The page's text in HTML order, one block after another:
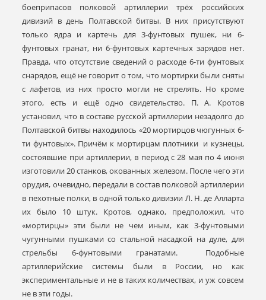
боеприпасов полковой артиллерии трёх российских
дивизий в день Полтавской битвы. В них присутствуют
только ядра и картечь для 3-фунтовых пушек, ни 6-
фунтовых гранат, ни 6-фунтовых картечных зарядов нет.
Правда, что отсутствие сведений о расходе 6-ти фунтовых
снарядов, ещё не говорит о том, что мортирки были сняты
с лафетов, из них просто могли не стрелять. Но кроме
этого, есть и ещё одно свидетельство. П. А. Кротов
установил, что в составе русской артиллерии незадолго до
Полтавской битвы находилось «20 мортирцов чюгунных 6-
ти фунтовых». Причём к мортирцам плотники и кузнецы,
состоявшие при артиллерии, в период с 28 мая по 4 июня
изготовили 20 станков, окованных железом. После чего эти
орудия, очевидно, передали в состав полковой артиллерии
в пехотные полки, в одной только дивизии Л. Н. де Алларта
их было 10 штук. Кротов, однако, предположил, что
«мортирцы» эти были не чем иным, как 3-фунтовыми
чугунными пушками со стальной насадкой на дуле, для
стрельбы 6-фунтовыми гранатами. Подобные
артиллерийские системы были в России, но как
экспериментальные и не в таких количествах, и уж совсем
не в эти годы.